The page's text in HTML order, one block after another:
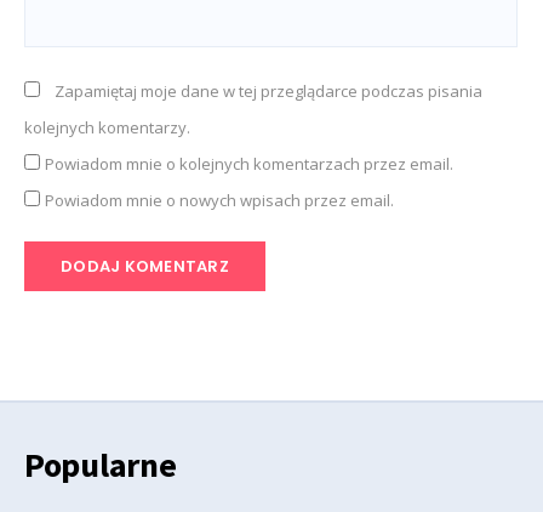
Zapamiętaj moje dane w tej przeglądarce podczas pisania
kolejnych komentarzy.
Powiadom mnie o kolejnych komentarzach przez email.
Powiadom mnie o nowych wpisach przez email.
Popularne